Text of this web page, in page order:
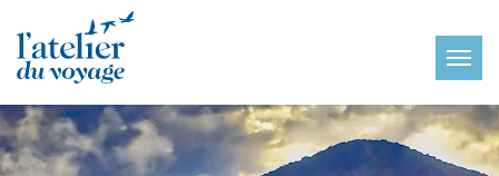
Panneau de gestion des cookies